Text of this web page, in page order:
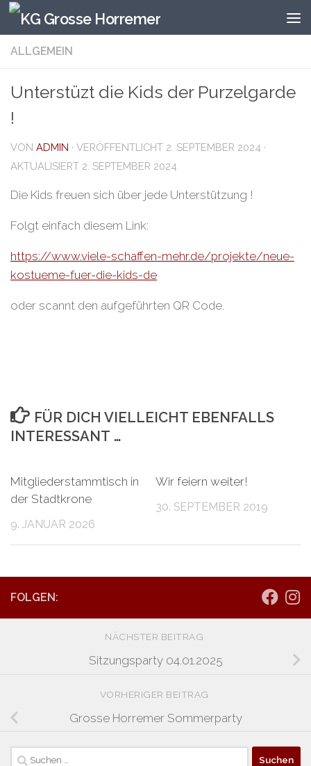
Zum Inhalt springen
ALLGEMEIN
Unterstüzt die Kids der Purzelgarde
!
VON ADMIN · VERÖFFENTLICHT 2. SEPTEMBER 2024 ·
AKTUALISIERT 2. SEPTEMBER 2024
Die Kids freuen sich über jede Unterstützung !
Folgt einfach diesem Link:
https://www.viele-schaffen-mehr.de/projekte/neue-
kostueme-fuer-die-kids-de
oder scannt den aufgeführten QR Code.
FÜR DICH VIELLEICHT EBENFALLS
INTERESSANT …
Mitgliederstammtisch in
der Stadtkrone
9. JANUAR 2026
Wir feiern weiter!
30. SEPTEMBER 2019
FOLGEN:
NÄCHSTER BEITRAG
Sitzungsparty 04.01.2025
VORHERIGER BEITRAG
Grosse Horremer Sommerparty
Suchen